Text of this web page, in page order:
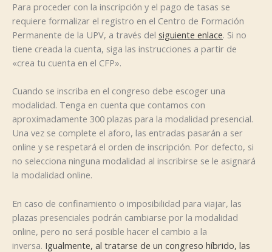
Para proceder con la inscripción y el pago de tasas se
requiere formalizar el registro en el Centro de Formación
Permanente de la UPV, a través del siguiente enlace. Si no
tiene creada la cuenta, siga las instrucciones a partir de
«crea tu cuenta en el CFP».
Cuando se inscriba en el congreso debe escoger una
modalidad. Tenga en cuenta que contamos con
aproximadamente 300 plazas para la modalidad presencial.
Una vez se complete el aforo, las entradas pasarán a ser
online y se respetará el orden de inscripción. Por defecto, si
no selecciona ninguna modalidad al inscribirse se le asignará
la modalidad online.
En caso de confinamiento o imposibilidad para viajar, las
plazas presenciales podrán cambiarse por la modalidad
online, pero no será posible hacer el cambio a la
inversa. Igualmente, al tratarse de un congreso híbrido, las